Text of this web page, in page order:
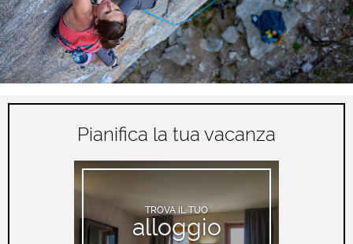
Pianifica la tua vacanza
TROVA IL TUO
alloggio